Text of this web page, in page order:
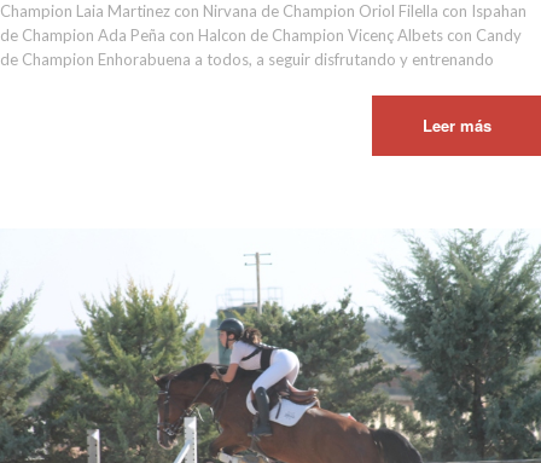
Champion Laia Martinez con Nirvana de Champion Oriol Filella con Ispahan
de Champion Ada Peña con Halcon de Champion Vicenç Albets con Candy
de Champion Enhorabuena a todos, a seguir disfrutando y entrenando
Leer más